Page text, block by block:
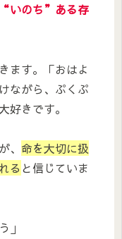
“いのち”ある存
ます。「おはよ
ながら、ぷくぷ
好きです。
命を大切に扱
る と信じていま
」